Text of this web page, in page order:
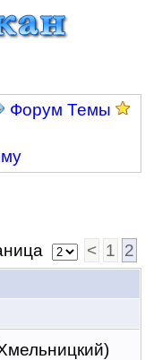
Форум Темы
< 1 2